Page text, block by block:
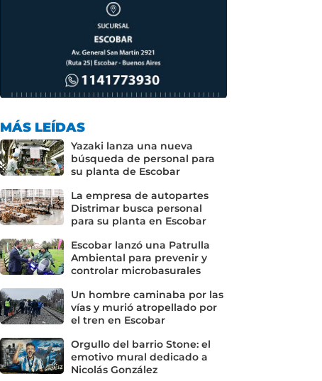
MÁS LEÍDAS
Yazaki lanza una nueva
búsqueda de personal para
su planta de Escobar
La empresa de autopartes
Distrimar busca personal
para su planta en Escobar
Escobar lanzó una Patrulla
Ambiental para prevenir y
controlar microbasurales
Un hombre caminaba por las
vías y murió atropellado por
el tren en Escobar
Orgullo del barrio Stone: el
emotivo mural dedicado a
Nicolás González